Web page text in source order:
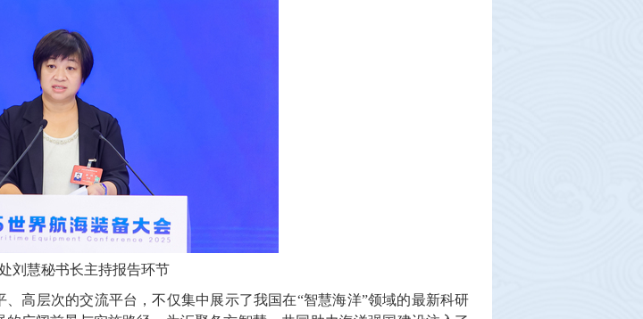
刘慧秘书长主持报告环节
高层次的交流平台，不仅集中展示了我国在“智慧海洋”领域的最新科研